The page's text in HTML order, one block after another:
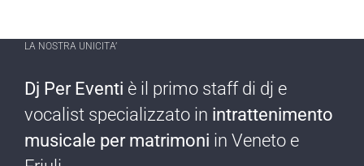
LA NOSTRA UNICITA’
Dj Per Eventi è il primo staff di dj e
vocalist specializzato in intrattenimento
musicale per matrimoni in Veneto e